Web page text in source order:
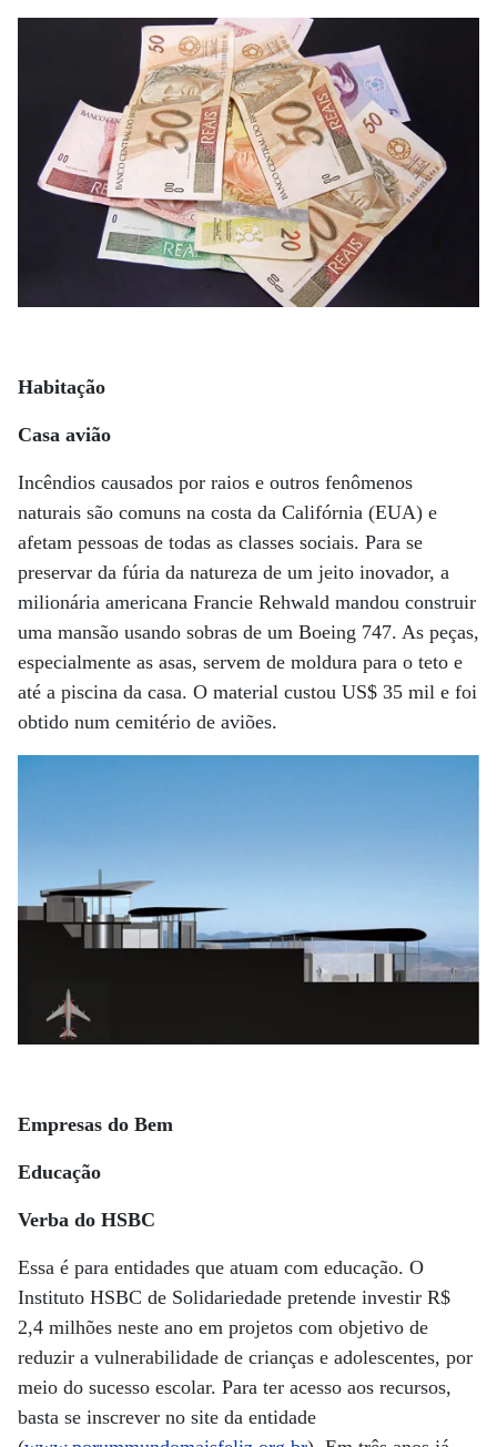
Habitação
Casa avião
Incêndios causados por raios e outros fenômenos
naturais são comuns na costa da Califórnia (EUA) e
afetam pessoas de todas as classes sociais. Para se
preservar da fúria da natureza de um jeito inovador, a
milionária americana Francie Rehwald mandou construir
uma mansão usando sobras de um Boeing 747. As peças,
especialmente as asas, servem de moldura para o teto e
até a piscina da casa. O material custou US$ 35 mil e foi
obtido num cemitério de aviões.
Empresas do Bem
Educação
Verba do HSBC
Essa é para entidades que atuam com educação. O
Instituto HSBC de Solidariedade pretende investir R$
2,4 milhões neste ano em projetos com objetivo de
reduzir a vulnerabilidade de crianças e adolescentes, por
meio do sucesso escolar. Para ter acesso aos recursos,
basta se inscrever no site da entidade